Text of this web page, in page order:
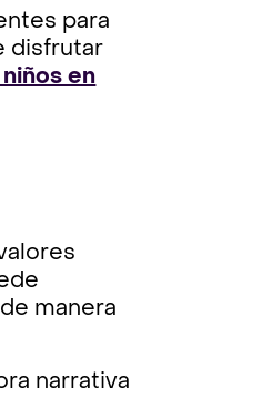
para
disfrutar
en
manera
narrativa